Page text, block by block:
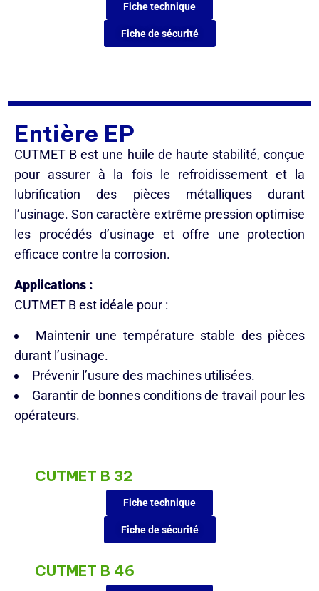
Fiche technique
Fiche de sécurité
Entière EP
CUTMET B est une huile de haute stabilité, conçue
pour assurer à la fois le refroidissement et la
lubrification des pièces métalliques durant
l’usinage. Son caractère extrême pression optimise
les procédés d’usinage et offre une protection
efficace contre la corrosion.
Applications :
CUTMET B est idéale pour :
Maintenir une température stable des pièces
durant l’usinage.
Prévenir l’usure des machines utilisées.
Garantir de bonnes conditions de travail pour les
opérateurs.
CUTMET B 32
Fiche technique
Fiche de sécurité
CUTMET B 46